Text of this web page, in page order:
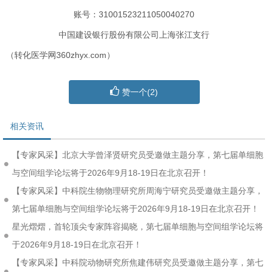
账号：31001523211050040270
中国建设银行股份有限公司上海张江支行
（转化医学网360zhyx.com）
赞一个(2)
相关资讯
【专家风采】北京大学曾泽贤研究员受邀做主题分享，第七届单细胞
与空间组学论坛将于2026年9月18-19日在北京召开！
【专家风采】中科院生物物理研究所周海宁研究员受邀做主题分享，
第七届单细胞与空间组学论坛将于2026年9月18-19日在北京召开！
星光熠熠，首轮顶尖专家阵容揭晓，第七届单细胞与空间组学论坛将
于2026年9月18-19日在北京召开！
【专家风采】中科院动物研究所焦建伟研究员受邀做主题分享，第七